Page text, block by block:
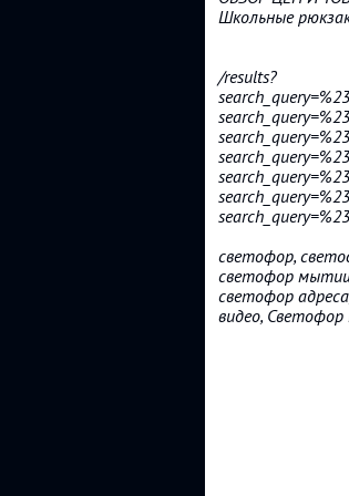
Школьные
/results?
светофор,
светофор
светофор
видео, Светофор